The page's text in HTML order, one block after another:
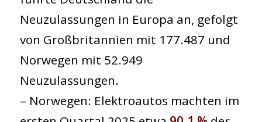
Neuzulassungen in Europa an, gefolgt
von Großbritannien mit 177.487 und
Norwegen mit 52.949
Neuzulassungen.
– Norwegen: Elektroautos machten im